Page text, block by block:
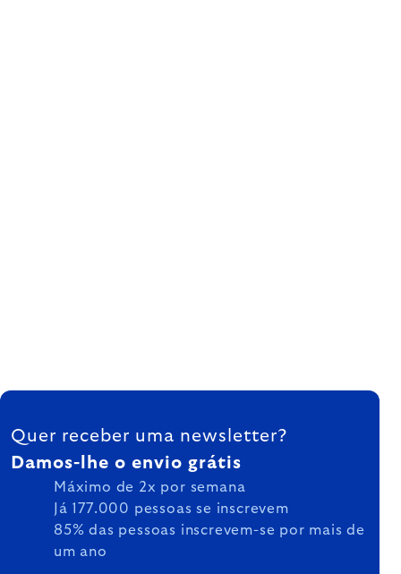
FOOTER
Quer receber uma newsletter?
Damos-lhe o envio grátis
Máximo de 2x por semana
Já 177.000 pessoas se inscrevem
85% das pessoas inscrevem-se por mais de
um ano